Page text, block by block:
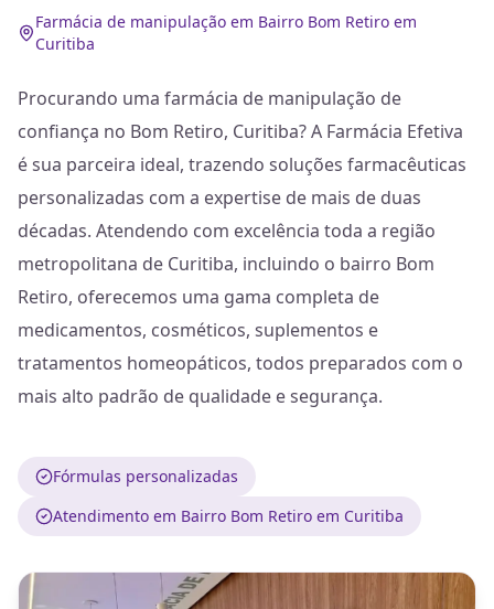
Farmácia de manipulação em Bairro Bom Retiro em
Curitiba
Procurando uma farmácia de manipulação de
confiança no Bom Retiro, Curitiba? A Farmácia Efetiva
é sua parceira ideal, trazendo soluções farmacêuticas
personalizadas com a expertise de mais de duas
décadas. Atendendo com excelência toda a região
metropolitana de Curitiba, incluindo o bairro Bom
Retiro, oferecemos uma gama completa de
medicamentos, cosméticos, suplementos e
tratamentos homeopáticos, todos preparados com o
mais alto padrão de qualidade e segurança.
Fórmulas personalizadas
Atendimento em Bairro Bom Retiro em Curitiba